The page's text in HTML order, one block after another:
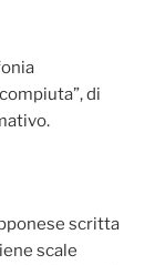
di
scritta
scale